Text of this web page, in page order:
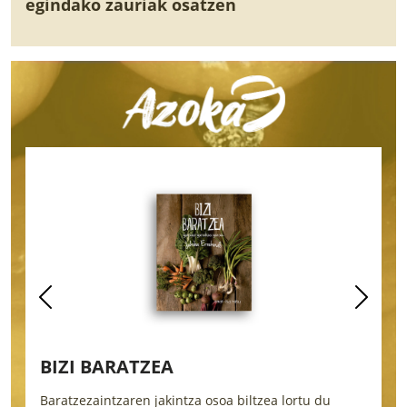
BIZI BARATZEA
Baratzezaintzaren jakintza osoa biltzea lortu du